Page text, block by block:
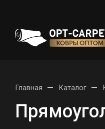
Главная — Каталог —